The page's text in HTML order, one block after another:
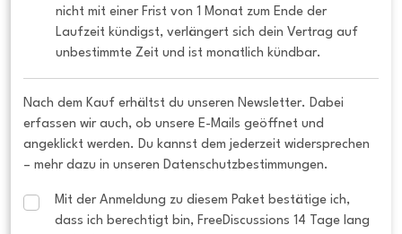
nicht mit einer Frist von 1 Monat zum Ende der
Laufzeit kündigst, verlängert sich dein Vertrag auf
unbestimmte Zeit und ist monatlich kündbar.
Nach dem Kauf erhältst du unseren Newsletter. Dabei
erfassen wir auch, ob unsere E-Mails geöffnet und
angeklickt werden. Du kannst dem jederzeit widersprechen
– mehr dazu in unseren Datenschutzbestimmungen.
Mit der Anmeldung zu diesem Paket bestätige ich,
dass ich berechtigt bin, FreeDiscussions 14 Tage lang